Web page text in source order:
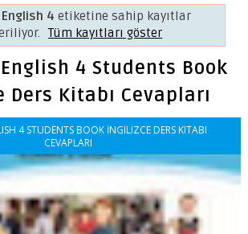
4 etiketine sahip kayıtlar
Tüm kayıtları göster
4 Students Book
Kitabı Cevapları
4 STUDENTS BOOK İNGILIZCE DERS KITABI
CEVAPLARI